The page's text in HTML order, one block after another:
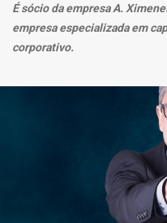
É sócio da empresa A.
empresa especializada em
corporativo.